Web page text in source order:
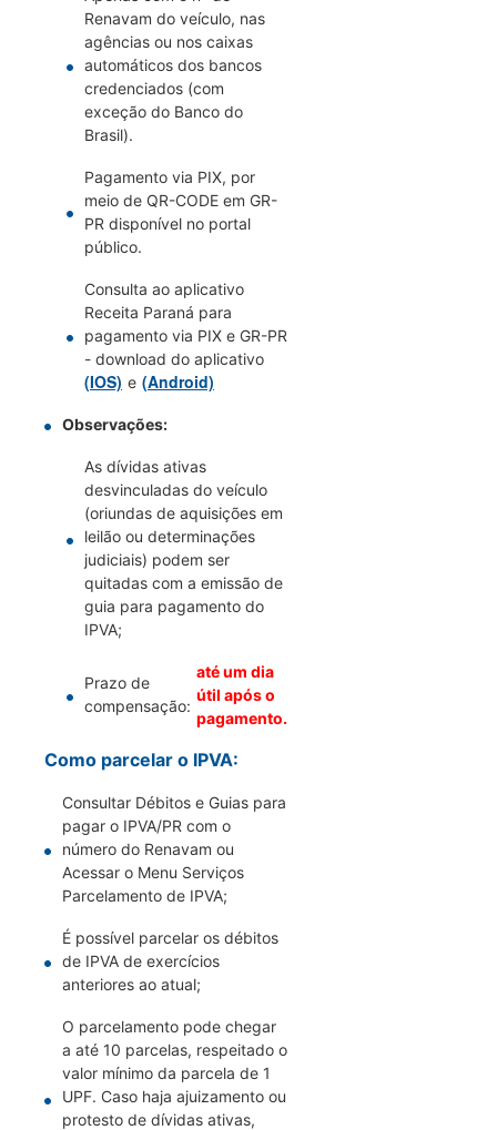
Renavam do veículo, nas
agências ou nos caixas
automáticos dos bancos
credenciados (com
exceção do Banco do
Brasil).
Pagamento via PIX, por
meio de QR-CODE em GR-
PR disponível no portal
público.
Consulta ao aplicativo
Receita Paraná para
pagamento via PIX e GR-PR
- download do aplicativo
(IOS) e (Android)
Observações:
As dívidas ativas
desvinculadas do veículo
(oriundas de aquisições em
leilão ou determinações
judiciais) podem ser
quitadas com a emissão de
guia para pagamento do
IPVA;
Prazo de
compensação:
até um dia
útil após o
pagamento.
Como parcelar o IPVA:
Consultar Débitos e Guias para
pagar o IPVA/PR com o
número do Renavam ou
Acessar o Menu Serviços
Parcelamento de IPVA;
É possível parcelar os débitos
de IPVA de exercícios
anteriores ao atual;
O parcelamento pode chegar
a até 10 parcelas, respeitado o
valor mínimo da parcela de 1
UPF. Caso haja ajuizamento ou
protesto de dívidas ativas,